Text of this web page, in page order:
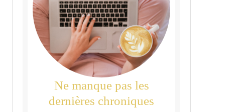
Ne manque pas les
dernières chroniques